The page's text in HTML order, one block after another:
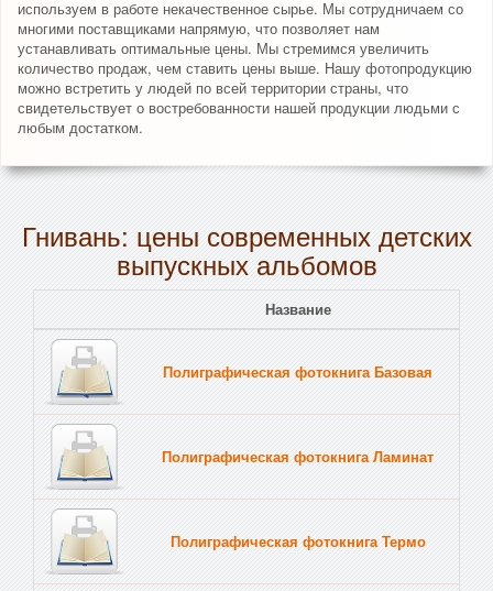
используем в работе некачественное сырье. Мы сотрудничаем со
многими поставщиками напрямую, что позволяет нам
устанавливать оптимальные цены. Мы стремимся увеличить
количество продаж, чем ставить цены выше. Нашу фотопродукцию
можно встретить у людей по всей территории страны, что
свидетельствует о востребованности нашей продукции людьми с
любым достатком.
Гнивань: цены современных детских
выпускных альбомов
Название
Полиграфическая фотокнига Базовая
Полиграфическая фотокнига Ламинат
Полиграфическая фотокнига Термо